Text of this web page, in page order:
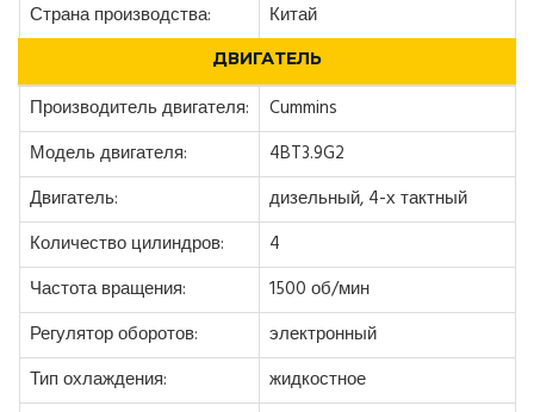
Страна производства:
Китай
ДВИГАТЕЛЬ
Производитель двигателя:
Cummins
Модель двигателя:
4BT3.9G2
Двигатель:
дизельный, 4-х тактный
Количество цилиндров:
4
Частота вращения:
1500 об/мин
Регулятор оборотов:
электронный
Тип охлаждения:
жидкостное